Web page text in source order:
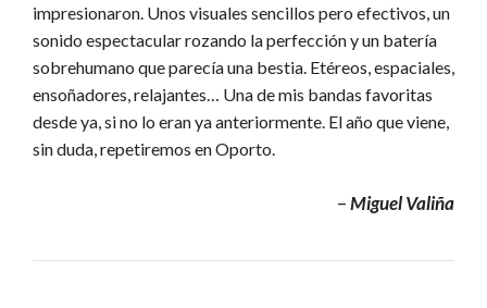
impresionaron. Unos visuales sencillos pero efectivos, un
sonido espectacular rozando la perfección y un batería
sobrehumano que parecía una bestia. Etéreos, espaciales,
ensoñadores, relajantes… Una de mis bandas favoritas
desde ya, si no lo eran ya anteriormente. El año que viene,
sin duda, repetiremos en Oporto.
–Miguel Valiña